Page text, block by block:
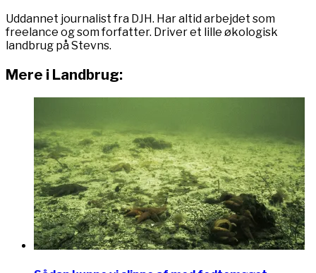
Uddannet journalist fra DJH. Har altid arbejdet som
freelance og som forfatter. Driver et lille økologisk
landbrug på Stevns.
Mere i Landbrug: